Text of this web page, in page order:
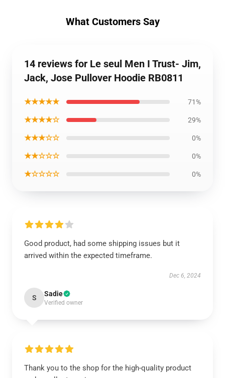
What Customers Say
14 reviews for Le seul Men I Trust- Jim,
Jack, Jose Pullover Hoodie RB0811
★★★★★ 71%
★★★★☆ 29%
★★★☆☆ 0%
★★☆☆☆ 0%
★☆☆☆☆ 0%
Good product, had some shipping issues but it
arrived within the expected timeframe.
Dec 6, 2024
S Sadie
Verified owner
Thank you to the shop for the high-quality product